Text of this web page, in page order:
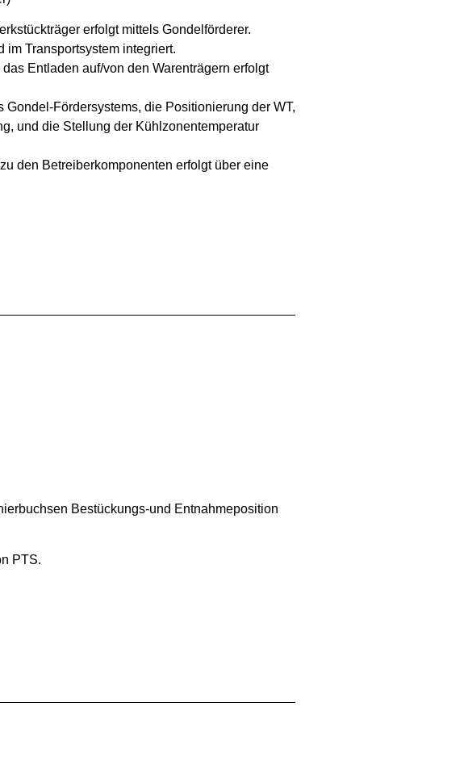
erfolgt mittels Gondelförderer.
im Transportsystem integriert.
Entladen auf/von den Warenträgern erfolgt
Gondel-Fördersystems, die Positionierung der WT,
und die Stellung der Kühlzonentemperatur
den Betreiberkomponenten erfolgt über eine
Bestückungs-und Entnahmeposition
PTS.